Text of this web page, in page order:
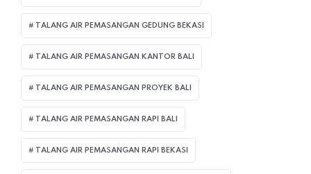
TALANG AIR PEMASANGAN GEDUNG BEKASI
TALANG AIR PEMASANGAN KANTOR BALI
TALANG AIR PEMASANGAN PROYEK BALI
TALANG AIR PEMASANGAN RAPI BALI
TALANG AIR PEMASANGAN RAPI BEKASI